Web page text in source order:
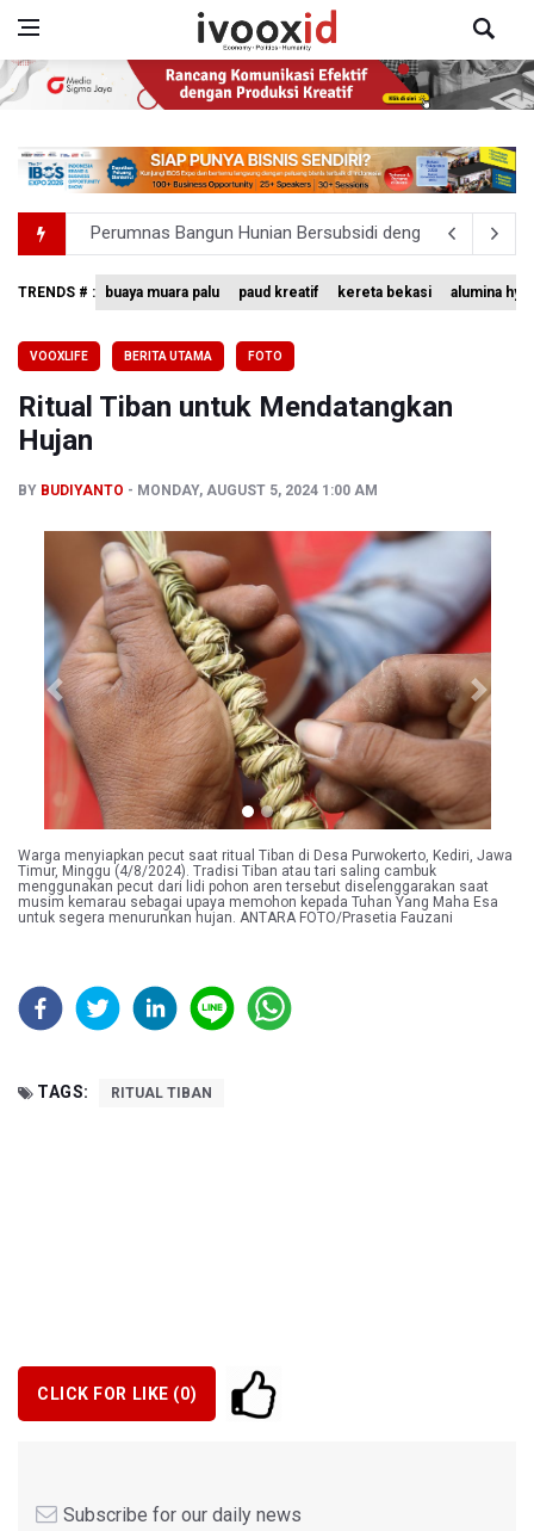
Bank Indonesia Sebut Cadangan Devisa Akhir Juli
Pemerintah Matangkan Rencana Pembaruan Buku Ajar
Menkomdigi Sebut Kehadiran AI Factory Perkuat Posisi
Perumnas Bangun Hunian Bersubsidi dengan Konsep
TRENDS # : buaya muara palu paud kreatif kereta bekasi alumina
VOOXLIFE BERITA UTAMA FOTO
Ritual Tiban untuk Mendatangkan
Hujan
BY BUDIYANTO MONDAY, AUGUST 5, 2024 1:00 AM
Previous Next
Warga menyiapkan pecut saat ritual Tiban di Desa Purwokerto, Kediri, Jawa
Timur, Minggu (4/8/2024). Tradisi Tiban atau tari saling cambuk
menggunakan pecut dari lidi pohon aren tersebut diselenggarakan saat
musim kemarau sebagai upaya memohon kepada Tuhan Yang Maha Esa
untuk segera menurunkan hujan. ANTARA FOTO/Prasetia Fauzani
TAGS: RITUAL TIBAN
CLICK FOR LIKE (0)
Subscribe for our daily news